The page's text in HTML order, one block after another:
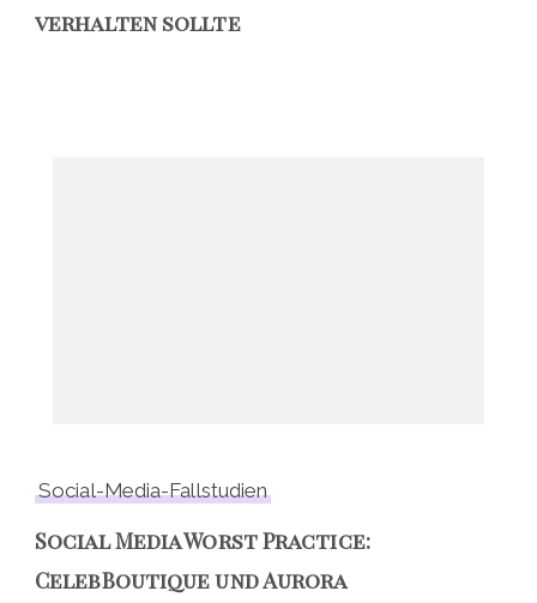
verhalten sollte
Social-Media-Fallstudien
Social Media Worst Practice:
CelebBoutique und Aurora